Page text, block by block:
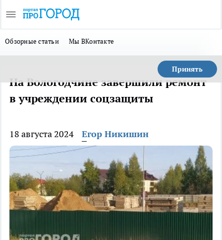
Обзорные статьи Мы ВКонтакте
Принять
На Вологодчине завершили ремонт
в учреждении соцзащиты
18 августа 2024 Егор Никишин